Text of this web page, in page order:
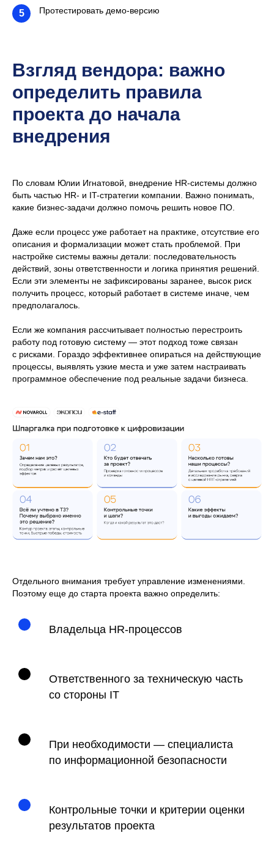
5 Протестировать демо-версию
Взгляд вендора: важно
определить правила
проекта до начала
внедрения
По словам Юлии Игнатовой, внедрение HR-системы должно
быть частью HR- и IT-стратегии компании. Важно понимать,
какие бизнес-задачи должно помочь решить новое ПО.
Даже если процесс уже работает на практике, отсутствие его
описания и формализации может стать проблемой. При
настройке системы важны детали: последовательность
действий, зоны ответственности и логика принятия решений.
Если эти элементы не зафиксированы заранее, высок риск
получить процесс, который работает в системе иначе, чем
предполагалось.
Если же компания рассчитывает полностью перестроить
работу под готовую систему — этот подход тоже связан
с рисками. Гораздо эффективнее опираться на действующие
процессы, выявлять узкие места и уже затем настраивать
программное обеспечение под реальные задачи бизнеса.
Отдельного внимания требует управление изменениями.
Поэтому еще до старта проекта важно определить:
Владельца HR-процессов
Ответственного за техническую часть
со стороны IT
При необходимости — специалиста
по информационной безопасности
Контрольные точки и критерии оценки
результатов проекта